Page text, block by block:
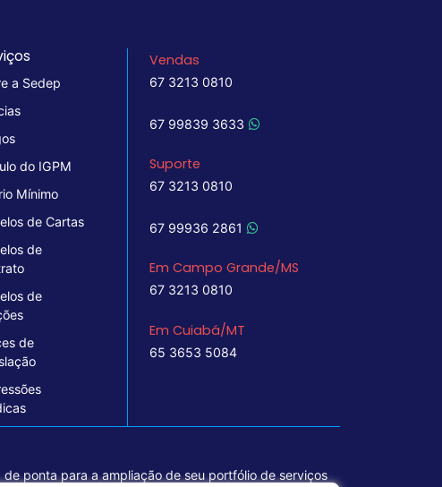
a Sedep
do IGPM
Mínimo
de Cartas
de
de
de
Vendas
67 3213 0810
67 99839 3633
Suporte
67 3213 0810
67 99936 2861
Em Campo Grande/MS
67 3213 0810
Em Cuiabá/MT
65 3653 5084
ponta para a ampliação de seu portfólio de serviços